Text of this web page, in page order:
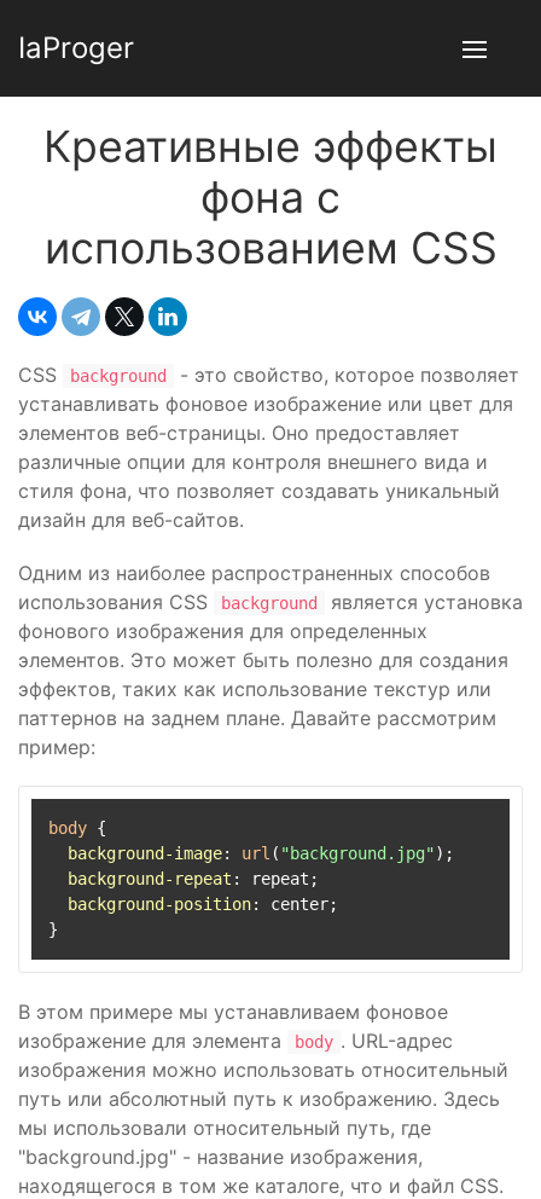
IaProger
Креативные эффекты
фона с
использованием CSS
CSS background
- это свойство, которое позволяет
устанавливать фоновое изображение или цвет для
элементов веб-страницы. Оно предоставляет
различные опции для контроля внешнего вида и
стиля фона, что позволяет создавать уникальный
дизайн для веб-сайтов.
Одним из наиболее распространенных способов
использования CSS
background
является установка
фонового изображения для определенных
элементов. Это может быть полезно для создания
эффектов, таких как использование текстур или
паттернов на заднем плане. Давайте рассмотрим
пример:
body {
background-image: url ( "background.jpg");
background-repeat : repeat;
background-position: center;
В этом примере мы устанавливаем фоновое
изображение для элемента
body . URL-адрес
изображения можно использовать относительный
путь или абсолютный путь к изображению. Здесь
мы использовали относительный путь, где
"background.jpg" - название изображения,
находящегося в том же каталоге, что и файл CSS.